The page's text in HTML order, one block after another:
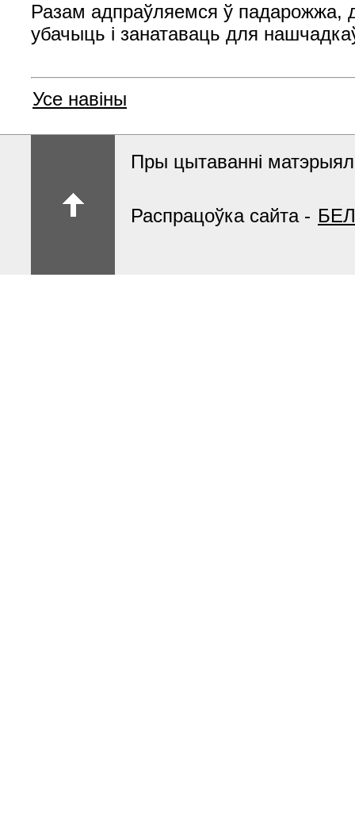
Разам адпраўляемся ў падарожжа,
убачыць і занатаваць для
Усе навіны
Пры цытаванні
Распрацоўка сайта -